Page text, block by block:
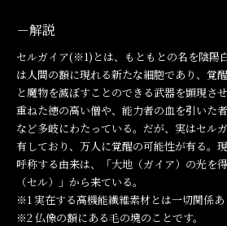
－解説
セルガイア(※1)とは、もともとの名を陰
は人間の額に現れる新たな細胞であり、覚
と魔物を滅ぼすことのできる武器を顕現
重ねた徳の高い僧や、能力者の血を引いた
など多岐にわたっている。だが、実はセル
有しており、万人に覚醒の可能性が有る。
呼称する由来は、「大地（ガイア）の光を
（セル）」から来ている。
※1 実在する高機能繊維素材とは一切関係あ
※2 仏像の額にある毛の塊のことです。